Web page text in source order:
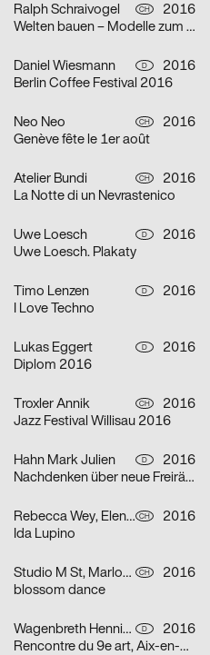
Ralph Schraivogel CH
2016
Welten bauen – Modelle zum Entwerfen, Sammeln, Nachdenken
Daniel Wiesmann D
2016
Berlin Coffee Festival 2016
Neo Neo CH
2016
Genève fête le 1er août
Atelier Bundi CH
2016
La Notte di un Nevrastenico
Uwe Loesch D
2016
Uwe Loesch. Plakaty
Timo Lenzen D
2016
I Love Techno
Lukas Eggert D
2016
Diplom 2016
Troxler Annik CH
2016
Jazz Festival Willisau 2016
Hahn Mark Julien D
2016
Nachdenken über neue Freiräume in Stuttgart West
Rebecca Wey, Elena Gabriel CH
2016
Ida Lupino
Studio M St, Marlon Ilg CH
2016
blossom dance
Wagenbreth Henning D
2016
Rencontre du 9e art, Aix-en-Provence